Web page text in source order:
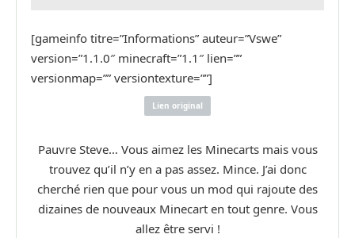
[gameinfo titre=”Informations” auteur=”Vswe”
version=”1.1.0″ minecraft=”1.1″ lien=””
versionmap=”” versiontexture=””]
Lien original
Pauvre Steve… Vous aimez les Minecarts mais vous
trouvez qu’il n’y en a pas assez. Mince. J’ai donc
cherché rien que pour vous un mod qui rajoute des
dizaines de nouveaux Minecart en tout genre. Vous
allez être servi !